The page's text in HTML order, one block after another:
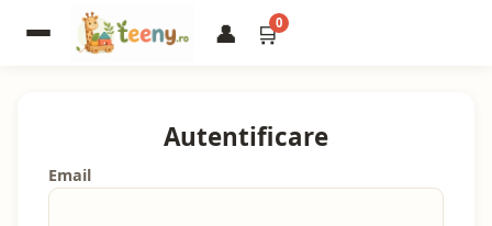
👤 🛒0
Autentificare
Email